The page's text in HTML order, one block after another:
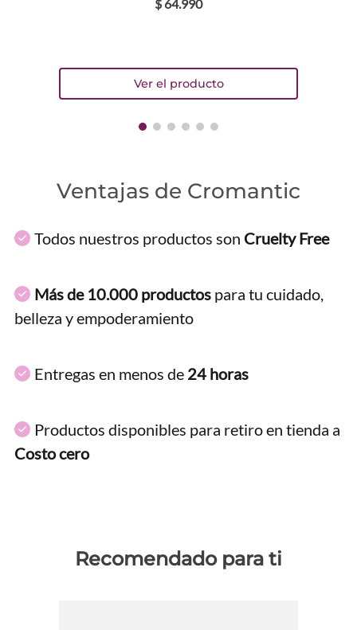
$ 64.990
Ventajas de Cromantic
Todos nuestros productos son Cruelty Free
Más de 10.000 productos para tu cuidado,
belleza y empoderamiento
Entregas en menos de 24 horas
Productos disponibles para retiro en tienda a
Costo cero
Recomendado para ti